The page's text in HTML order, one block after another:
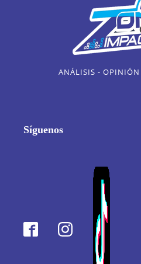
ANÁLISIS -
Síguenos